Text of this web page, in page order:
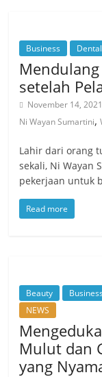
Business Dental
setelah
November 14, 2021
Ni Wayan Sumartini,
Lahir dari orang
sekali, Ni Wayan
pekerjaan untuk
Read more
Beauty Business
NEWS
Mulut dan
yang